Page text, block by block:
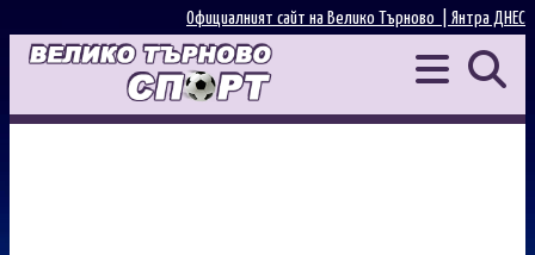
Янтра ДНЕС
Официалният сайт на Велико Търново |